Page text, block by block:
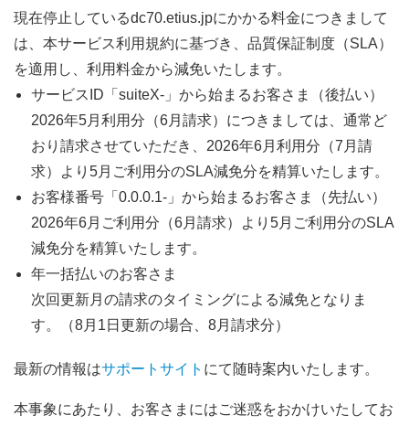
現在停止しているdc70.etius.jpにかかる料金につきまして
は、本サービス利用規約に基づき、品質保証制度（SLA）
を適用し、利用料金から減免いたします。
サービスID「suiteX-」から始まるお客さま（後払い）
2026年5月利用分（6月請求）につきましては、通常ど
おり請求させていただき、2026年6月利用分（7月請
求）より5月ご利用分のSLA減免分を精算いたします。
お客様番号「0.0.0.1-」から始まるお客さま（先払い）
2026年6月ご利用分（6月請求）より5月ご利用分のSLA
減免分を精算いたします。
年一括払いのお客さま
次回更新月の請求のタイミングによる減免となりま
す。（8月1日更新の場合、8月請求分）
最新の情報はサポートサイト にて随時案内いたします。
本事象にあたり、お客さまにはご迷惑をおかけいたしてお